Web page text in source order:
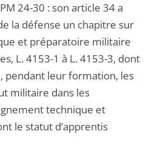
24-30 : son article 34 a
la défense un chapitre sur
et préparatoire militaire
L. 4153-1 à L. 4153-3, dont
pendant leur formation, les
militaire dans les
technique et
le statut d’apprentis